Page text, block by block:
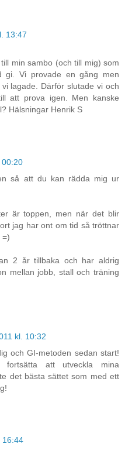
13:47
min sambo (och till mig) som
gi. Vi provade en gång men
lagade. Därför slutade vi och
att prova igen. Men kanske
Hälsningar Henrik S
00:20
så att du kan rädda mig ur
är toppen, men när det blir
jag har ont om tid så tröttnar
=)
2 år tillbaka och har aldrig
mellan jobb, stall och träning
kl. 10:32
och GI-metoden sedan start!
fortsätta att utveckla mina
det bästa sättet som med ett
16:44